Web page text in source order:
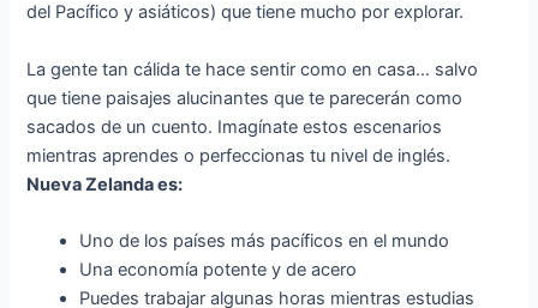
del Pacífico y asiáticos) que tiene mucho por explorar.
La gente tan cálida te hace sentir como en casa… salvo
que tiene paisajes alucinantes que te parecerán como
sacados de un cuento. Imagínate estos escenarios
mientras aprendes o perfeccionas tu nivel de inglés.
Nueva Zelanda es:
Uno de los países más pacíficos en el mundo
Una economía potente y de acero
Puedes trabajar algunas horas mientras estudias